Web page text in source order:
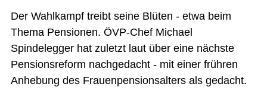
Der Wahlkampf treibt seine Blüten - etwa beim
Thema Pensionen. ÖVP-Chef Michael
Spindelegger hat zuletzt laut über eine nächste
Pensionsreform nachgedacht - mit einer frühren
Anhebung des Frauenpensionsalters als gedacht.